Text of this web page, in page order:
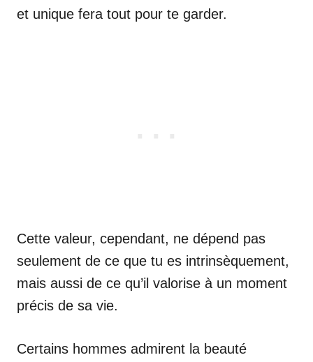
et unique fera tout pour te garder.
Cette valeur, cependant, ne dépend pas
seulement de ce que tu es intrinsèquement,
mais aussi de ce qu’il valorise à un moment
précis de sa vie.
Certains hommes admirent la beauté